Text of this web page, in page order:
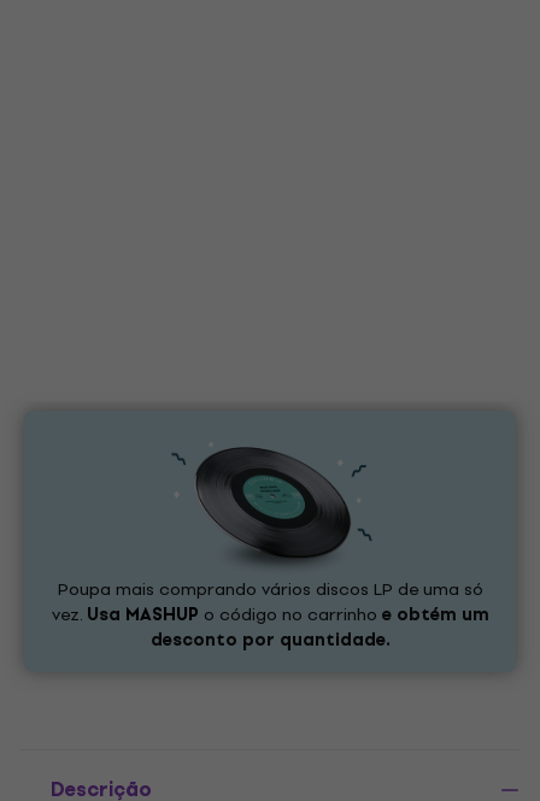
Poupa mais comprando vários discos LP de uma só
vez. Usa MASHUP o código no carrinho e obtém um
desconto por quantidade.
Descrição